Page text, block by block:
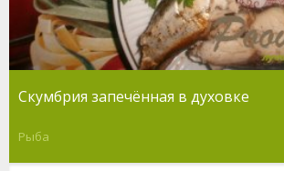
Скумбрия запечённая в духовке
Рыба